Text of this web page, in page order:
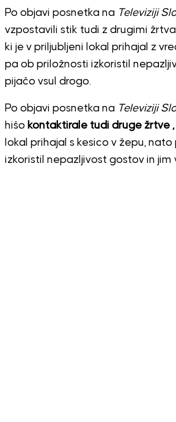
Po objavi posnetka na Televiziji
vzpostavili stik tudi z drugimi
ki je v priljubljeni lokal prihajal z
pa ob priložnosti izkoristil
pijačo vsul drogo.
Po objavi posnetka na Televiziji
hišo kontaktirale tudi druge žrtve ,
lokal prihajal s kesico v žepu,
izkoristil nepazljivost gostov in jim